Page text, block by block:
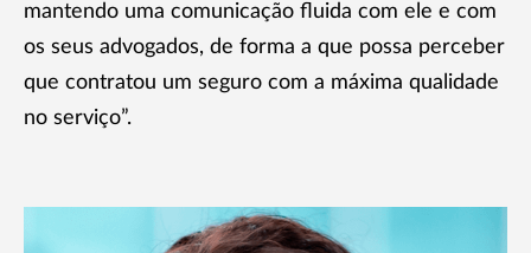
mantendo uma comunicação fluida com ele e com
os seus advogados, de forma a que possa perceber
que contratou um seguro com a máxima qualidade
no serviço”.